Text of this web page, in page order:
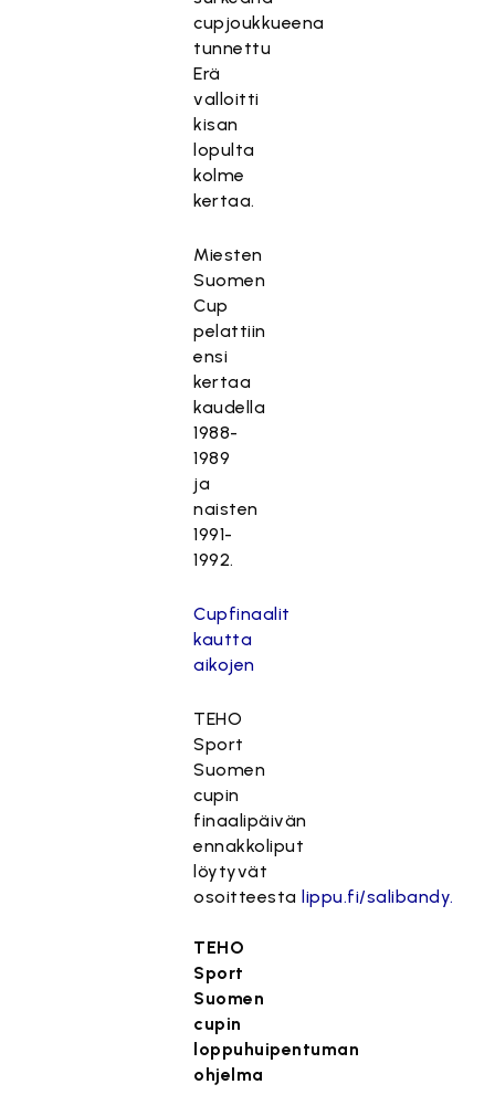
cupjoukkueena
tunnettu
Erä
valloitti
kisan
lopulta
kolme
kertaa.
Miesten
Suomen
Cup
pelattiin
ensi
kertaa
kaudella
1988-
1989
ja
naisten
1991-
1992.
Cupfinaalit
kautta
aikojen
TEHO
Sport
Suomen
cupin
finaalipäivän
ennakkoliput
löytyvät
osoitteestalippu.fi/salibandy.
TEHO
Sport
Suomen
cupin
loppuhuipentuman
ohjelma